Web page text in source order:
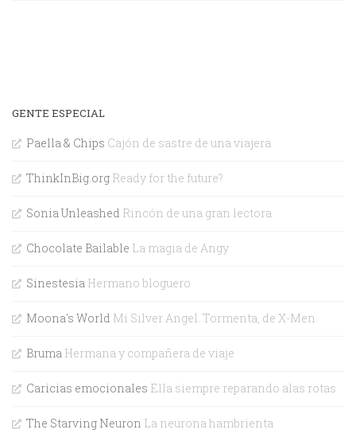
GENTE ESPECIAL
Paella & Chips Cajón de sastre de una viajera
ThinkInBig.org Ready for the future?
Sonia Unleashed Rincón de una gran lectora
Chocolate Bailable La magia de Angy
Sinestesia Hermano bloguero
Moona's World Mi Silver Angel. Tormenta, de X-Men
Bruma Hermana y compañera de viaje
Caricias emocionales Ella siempre reparando alas rotas
The Starving Neuron La neurona hambrienta